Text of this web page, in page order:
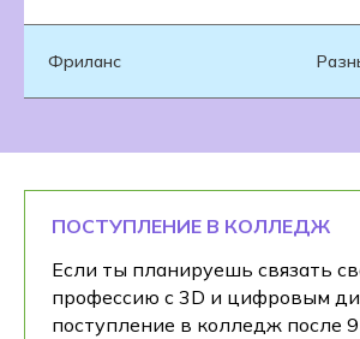
Фриланс
ПОСТУПЛЕНИЕ В КОЛЛЕДЖ
Если ты планируешь связать
профессию с 3D и цифровым
поступление в колледж после